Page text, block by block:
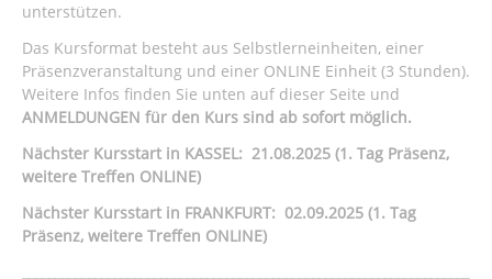
unterstützen.
Das Kursformat besteht aus Selbstlerneinheiten, einer
Präsenzveranstaltung und einer ONLINE Einheit (3 Stunden).
Weitere Infos finden Sie unten auf dieser Seite und
ANMELDUNGEN für den Kurs sind ab sofort möglich.
Nächster Kursstart in KASSEL: 21.08.2025 (1. Tag Präsenz,
weitere Treffen ONLINE)
Nächster Kursstart in FRANKFURT: 02.09.2025 (1. Tag
Präsenz, weitere Treffen ONLINE)